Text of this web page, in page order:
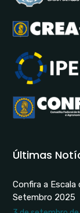
Últimas
Confira a
Setembro 2025